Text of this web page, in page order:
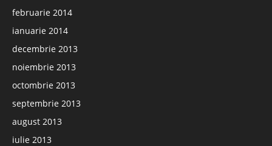
februarie 2014
ianuarie 2014
decembrie 2013
noiembrie 2013
octombrie 2013
septembrie 2013
august 2013
iulie 2013